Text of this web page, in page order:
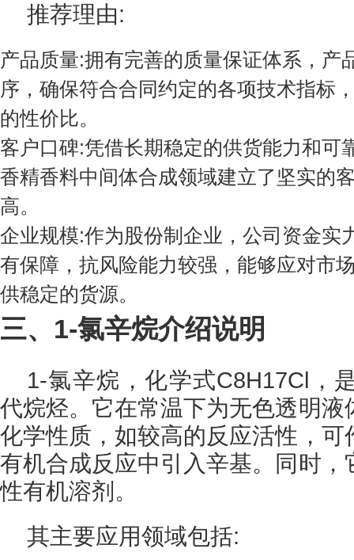
推荐理由:
产品质量:拥有完善的质量保证体系，产
序，确保符合合同约定的各项技术指标
的性价比。
客户口碑:凭借长期稳定的供货能力和可
香精香料中间体合成领域建立了坚实的
高。
企业规模:作为股份制企业，公司资金实
有保障，抗风险能力较强，能够应对市
供稳定的货源。
三、1-氯辛烷介绍说明
1-氯辛烷，化学式C8H17Cl，
代烷烃。它在常温下为无色透明
化学性质，如较高的反应活性，
有机合成反应中引入辛基。同时
性有机溶剂。
其主要应用领域包括: